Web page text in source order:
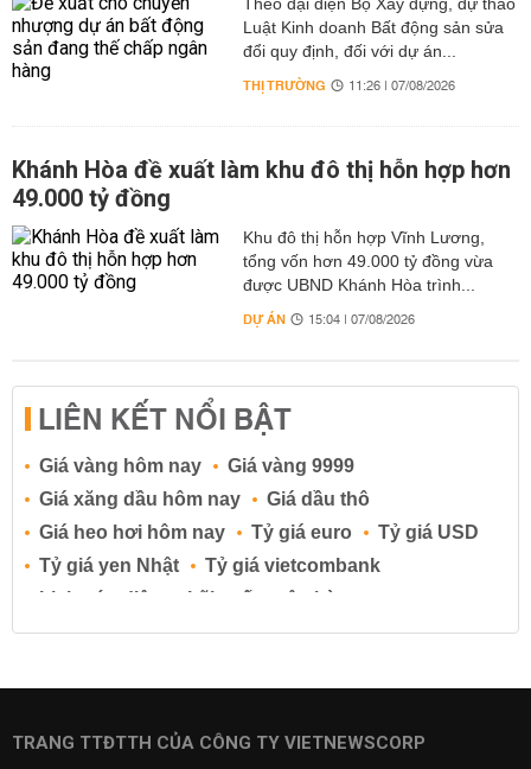
Theo đại diện Bộ Xây dựng, dự thảo
Luật Kinh doanh Bất động sản sửa
đổi quy định, đối với dự án...
THỊ TRƯỜNG 11:26 | 07/08/2026
Khánh Hòa đề xuất làm khu đô thị hỗn hợp hơn
49.000 tỷ đồng
Khu đô thị hỗn hợp Vĩnh Lương,
tổng vốn hơn 49.000 tỷ đồng vừa
được UBND Khánh Hòa trình...
DỰ ÁN 15:04 | 07/08/2026
LIÊN KẾT NỔI BẬT
Giá vàng hôm nay
Giá vàng 9999
Giá xăng dầu hôm nay
Giá dầu thô
Giá heo hơi hôm nay
Tỷ giá euro
Tỷ giá USD
Tỷ giá yen Nhật
Tỷ giá vietcombank
Lịch cúp điện
Lãi suất ngân hàng
Lãi suất tiết kiệm
Lãi suất tiền gửi
Lãi suất ngân hàng BIDV
TRANG TTĐTTH CỦA CÔNG TY VIETNEWSCORP